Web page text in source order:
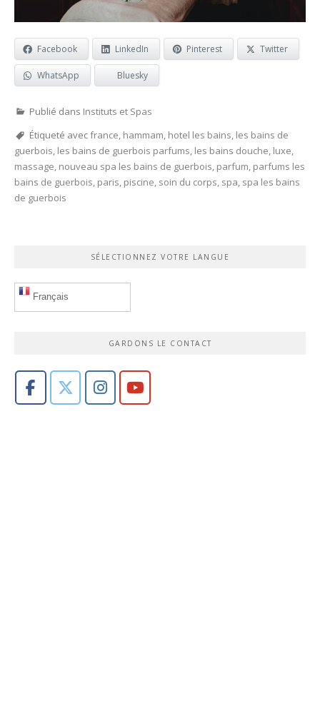
Facebook LinkedIn Pinterest Twitter
WhatsApp Bluesky
Publié dans Instituts et Spas
Étiqueté avecfrance, hammam, hotel les bains, les bains de
guerbois, les bains de guerbois parfums, les bains douche, luxe,
massage, nouveau spa les bains de guerbois, parfum, parfums les
bains de guerbois, paris, piscine, soin du corps, spa, spa les bains
de guerbois
SÉLECTIONNEZ VOTRE LANGUE
Français
GARDONS LE CONTACT